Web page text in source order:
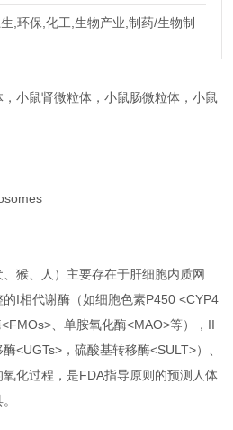
,环保,化工,生物产业,制药/生物制
小鼠肾微粒体，小鼠肠微粒体，小鼠
猴、人）主要存在于肝细胞内质网
I相代谢酶（如细胞色素P450 <CYP4
、单胺氧化酶<MAO>等），II
<UGTs>，硫酸基转移酶<SULT>）、
化过程，是FDA指导原则 的预测人体